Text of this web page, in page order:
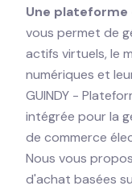
Une
vous permet de
actifs virtuels, le
numériques et
GUINDY -
intégrée pour la
de commerce
Nous vous
d'achat basées